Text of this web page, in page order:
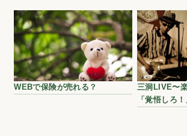
WEBで保険が売れる？
三洞LIVE〜
「覚悟しろ！